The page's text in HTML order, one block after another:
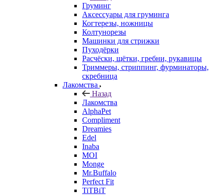
Груминг
Аксессуары для груминга
Когтерезы, ножницы
Колтунорезы
Машинки для стрижки
Пуходёрки
Расчёски, щётки, гребни, рукавицы
Триммеры, стриппинг, фурминаторы,
скребница
Лакомства
Назад
Лакомства
AlphaPet
Compliment
Dreamies
Edel
Inaba
MOI
Monge
Mr.Buffalo
Perfect Fit
TiTBiT